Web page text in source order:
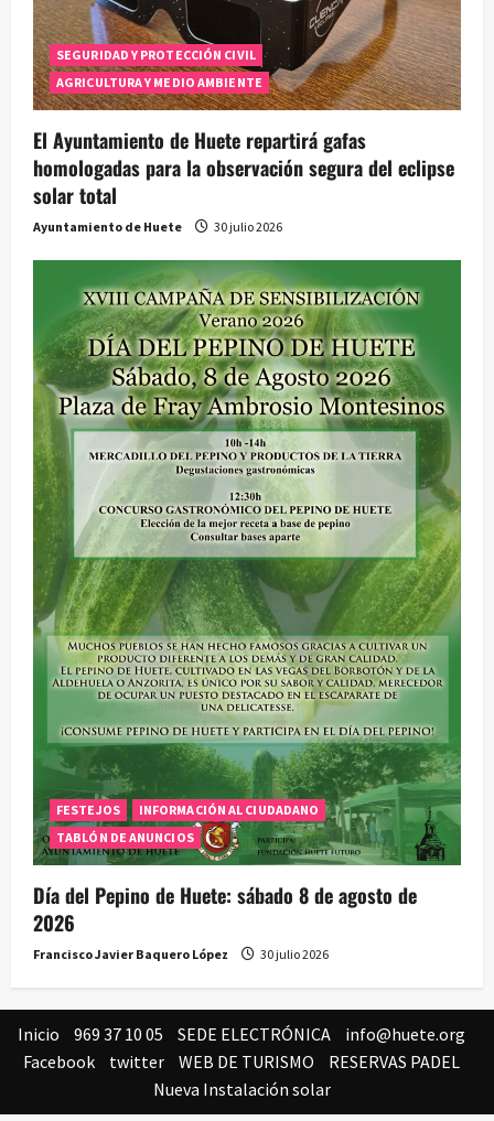
SEGURIDAD Y PROTECCIÓN CIVIL
AGRICULTURA Y MEDIO AMBIENTE
El Ayuntamiento de Huete repartirá gafas
homologadas para la observación segura del eclipse
solar total
Ayuntamiento de Huete 30 julio 2026
FESTEJOS
INFORMACIÓN AL CIUDADANO
TABLÓN DE ANUNCIOS
Día del Pepino de Huete: sábado 8 de agosto de
2026
Francisco Javier Baquero López 30 julio 2026
Inicio 969 37 10 05 SEDE ELECTRÓNICA
info@huete.org
Facebook
twitter WEB DE TURISMO
RESERVAS PADEL
Nueva Instalación solar